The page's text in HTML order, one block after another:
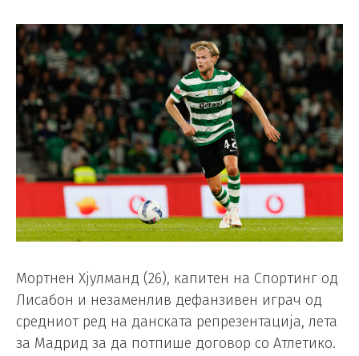
Мортнен Хјулманд (26), капитен на Спортинг од
Лисабон и незаменлив дефанзивен играч од
средниот ред на данската репрезентација, лета
за Мадрид за да потпише договор со Атлетико.